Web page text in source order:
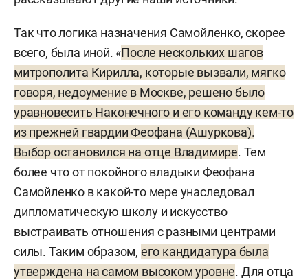
Так что логика назначения Самойленко, скорее
всего, была иной. «После нескольких шагов
митрополита Кирилла, которые вызвали, мягко
говоря, недоумение в Москве, решено было
уравновесить Наконечного и его команду кем-то
из прежней гвардии Феофана (Ашуркова).
Выбор остановился на отце Владимире. Тем
более что от покойного владыки Феофана
Самойленко в какой-то мере унаследовал
дипломатическую школу и искусство
выстраивать отношения с разными центрами
силы. Таким образом, его кандидатура была
утверждена на самом высоком уровне. Для отца